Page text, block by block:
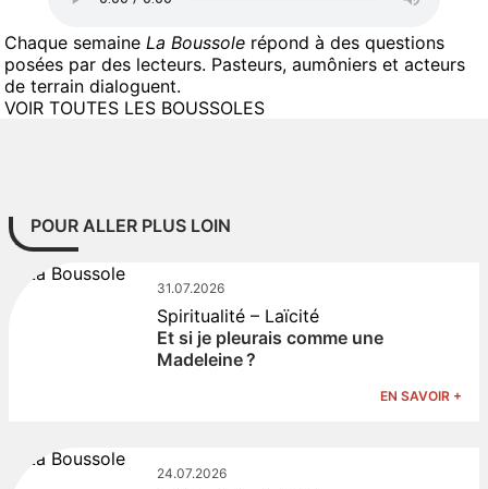
Chaque semaine La Boussole répond à des questions
posées par des lecteurs. Pasteurs, aumôniers et acteurs
de terrain dialoguent.
VOIR TOUTES LES BOUSSOLES
POUR ALLER PLUS LOIN
31.07.2026
Spiritualité – Laïcité
Et si je pleurais comme une
Madeleine ?
EN SAVOIR +
24.07.2026